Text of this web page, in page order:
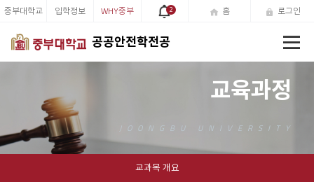
공공안전학전공
중부대학교 입학정보 WHY중부 2 홈 로그인
교육과정
교과목 개요